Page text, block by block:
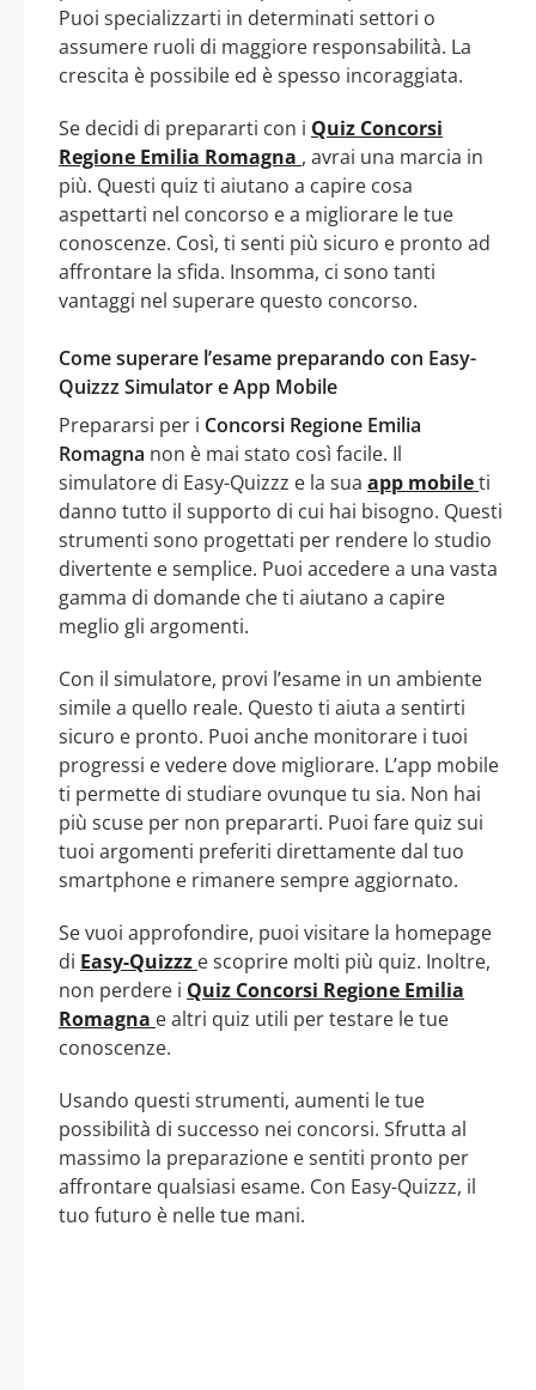
Puoi specializzarti in determinati settori o
assumere ruoli di maggiore responsabilità. La
crescita è possibile ed è spesso incoraggiata.
Se decidi di prepararti con i Quiz Concorsi
Regione Emilia Romagna , avrai una marcia in
più. Questi quiz ti aiutano a capire cosa
aspettarti nel concorso e a migliorare le tue
conoscenze. Così, ti senti più sicuro e pronto ad
affrontare la sfida. Insomma, ci sono tanti
vantaggi nel superare questo concorso.
Come superare l’esame preparando con Easy-
Quizzz Simulator e App Mobile
Prepararsi per i Concorsi Regione Emilia
Romagna non è mai stato così facile. Il
simulatore di Easy-Quizzz e la sua app mobileti
danno tutto il supporto di cui hai bisogno. Questi
strumenti sono progettati per rendere lo studio
divertente e semplice. Puoi accedere a una vasta
gamma di domande che ti aiutano a capire
meglio gli argomenti.
Con il simulatore, provi l’esame in un ambiente
simile a quello reale. Questo ti aiuta a sentirti
sicuro e pronto. Puoi anche monitorare i tuoi
progressi e vedere dove migliorare. L’app mobile
ti permette di studiare ovunque tu sia. Non hai
più scuse per non prepararti. Puoi fare quiz sui
tuoi argomenti preferiti direttamente dal tuo
smartphone e rimanere sempre aggiornato.
Se vuoi approfondire, puoi visitare la homepage
di Easy-Quizzz e scoprire molti più quiz. Inoltre,
non perdere i Quiz Concorsi Regione Emilia
Romagna e altri quiz utili per testare le tue
conoscenze.
Usando questi strumenti, aumenti le tue
possibilità di successo nei concorsi. Sfrutta al
massimo la preparazione e sentiti pronto per
affrontare qualsiasi esame. Con Easy-Quizzz, il
tuo futuro è nelle tue mani.